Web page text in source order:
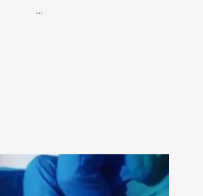
...